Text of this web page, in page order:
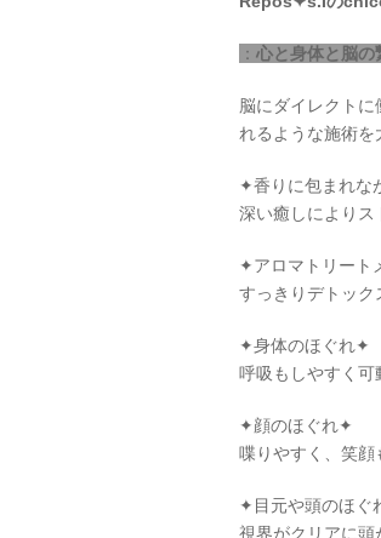
： 心と身体と脳の
脳にダイレクト
れるような施術を
✦香りに包まれな
深い癒しによりス
✦アロマトリート
すっきりデトック
✦身体のほぐれ✦
呼吸もしやすく可
✦顔のほぐれ✦
喋りやすく、笑顔
✦目元や頭のほぐ
視界がクリアに頭